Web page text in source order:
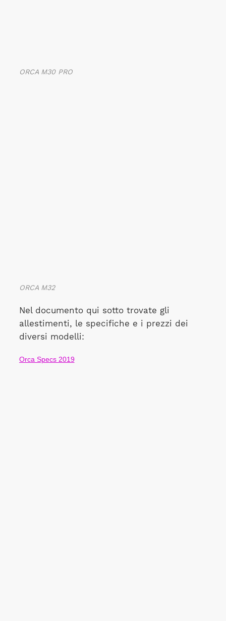
ORCA M30 PRO
ORCA M32
Nel documento qui sotto trovate gli
allestimenti, le specifiche e i prezzi dei
diversi modelli:
Orca Specs 2019